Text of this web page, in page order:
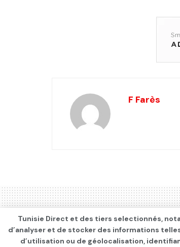
F Farès
Tunisie Direct et des tiers selectionnés,
d’analyser et de stocker des informations
d’utilisation ou de géolocalisation,